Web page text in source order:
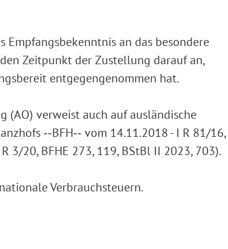
an das besondere
Zeitpunkt der Zustellung darauf an,
entgegengenommen hat.
(AO) verweist auch auf ausländische
‑‑BFH‑‑ vom 14.11.2018 - I R 81/16,
3/20, BFHE 273, 119, BStBl II 2023, 703).
Verbrauchsteuern.